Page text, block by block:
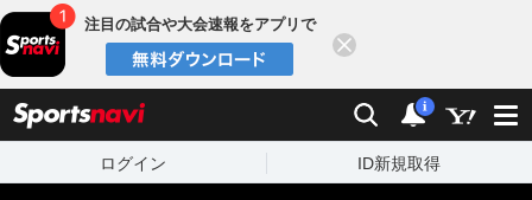
注目の試合や大会速報をアプリで
検索 通知
i
ログイン ID新規取得